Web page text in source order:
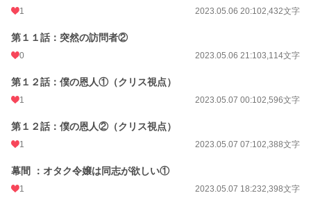
1 2023.05.06 20:102,432文字
第１１話：突然の訪問者②
0 2023.05.06 21:103,114文字
第１２話：僕の恩人①（クリス視点）
1 2023.05.07 00:102,596文字
第１２話：僕の恩人②（クリス視点）
1 2023.05.07 07:102,388文字
幕間 ：オタク令嬢は同志が欲しい①
1 2023.05.07 18:232,398文字